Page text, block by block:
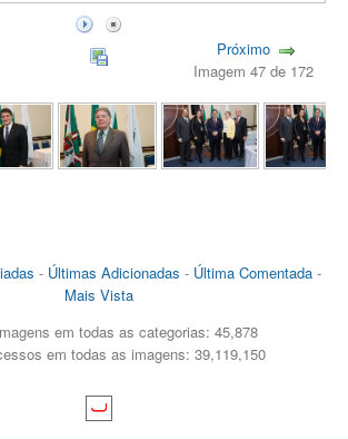
Próximo
Imagem 47 de 172
- Últimas Adicionadas - Última Comentada-
Mais Vista
em todas as categorias: 45,878
em todas as imagens: 39,119,150